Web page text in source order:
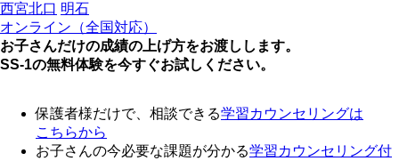
西宮北口 明石
オンライン（全国対応）
お子さんだけの成績の上げ方をお渡しします。
SS-1の無料体験を今すぐお試しください。
保護者様だけで、相談できる学習カウンセリングは
こちらから
お子さんの今必要な課題が分かる学習カウンセリング付